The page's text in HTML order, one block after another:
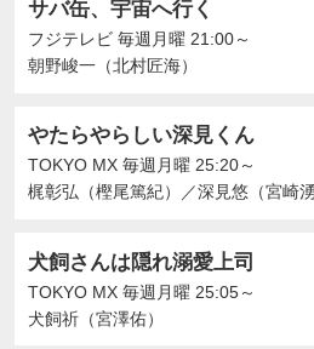
サバ缶、宇宙へ行く
フジテレビ 毎週月曜 21:00～
朝野峻一（北村匠海）
やたらやらしい深見くん
TOKYO MX 毎週月曜 25:20～
梶彰弘（樫尾篤紀）
／深見悠（宮崎湧
犬飼さんは隠れ溺愛上司
TOKYO MX 毎週月曜 25:05～
犬飼祈（宮澤佑）